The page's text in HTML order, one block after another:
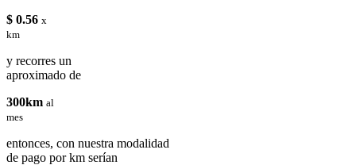
$ 0.56 x
km
y recorres un
aproximado de
300km al
mes
entonces, con nuestra modalidad
de pago por km serían